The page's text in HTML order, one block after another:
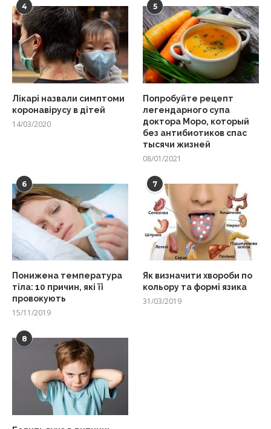
4
Лікарі назвали симптоми
коронавірусу в дітей
14/03/2020
5
Попробуйте рецепт
легендарного супа
доктора Моро, который
без антибиотиков спас
тысячи жизней
08/01/2021
6
Понижена температура
тіла: 10 причин, які її
провокують
15/11/2019
7
Як визначити хвороби по
кольору та формі язика
31/03/2019
8